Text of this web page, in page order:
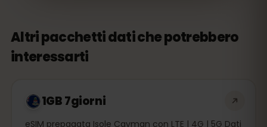
Altri pacchetti dati che potrebbero
interessarti
1GB 7giorni
eSIM prepagata Isole Cayman con LTE | 4G | 5G Dati